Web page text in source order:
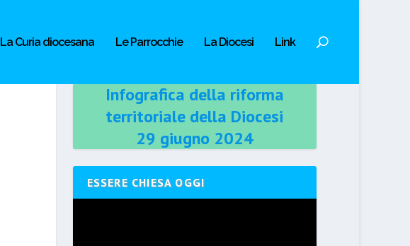
La Curia diocesana Le Parrocchie La Diocesi Link
Infografica della riforma
territoriale della Diocesi
29 giugno 2024
ESSERE CHIESA OGGI